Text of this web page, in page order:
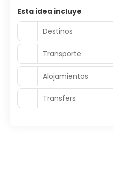
Esta idea incluye
Destinos
Transporte
Alojamientos
Transfers